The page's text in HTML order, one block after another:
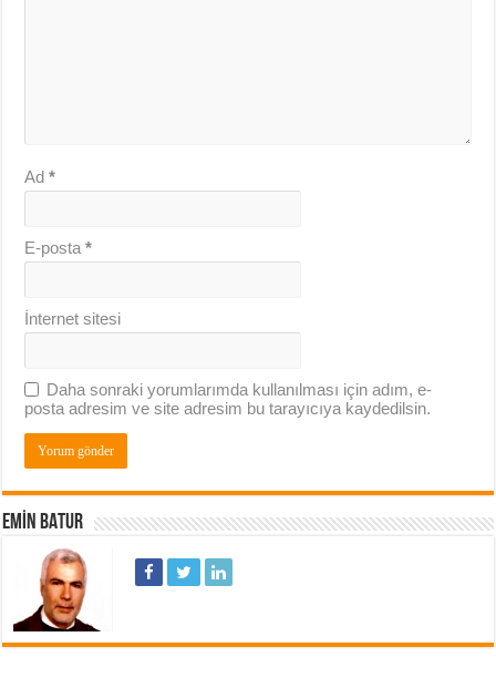
Ad*
E-posta*
İnternet sitesi
Daha sonraki yorumlarımda kullanılması için adım, e-
posta adresim ve site adresim bu tarayıcıya kaydedilsin.
EMIN BATUR